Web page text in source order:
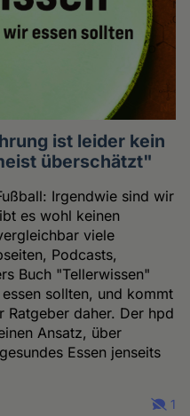
ist leider kein
überschätzt"
Irgendwie sind wir
es wohl keinen
viele
Podcasts,
Buch "Tellerwissen"
sollten, und kommt
Ratgeber daher. Der hpd
Ansatz, über
Essen jenseits
1